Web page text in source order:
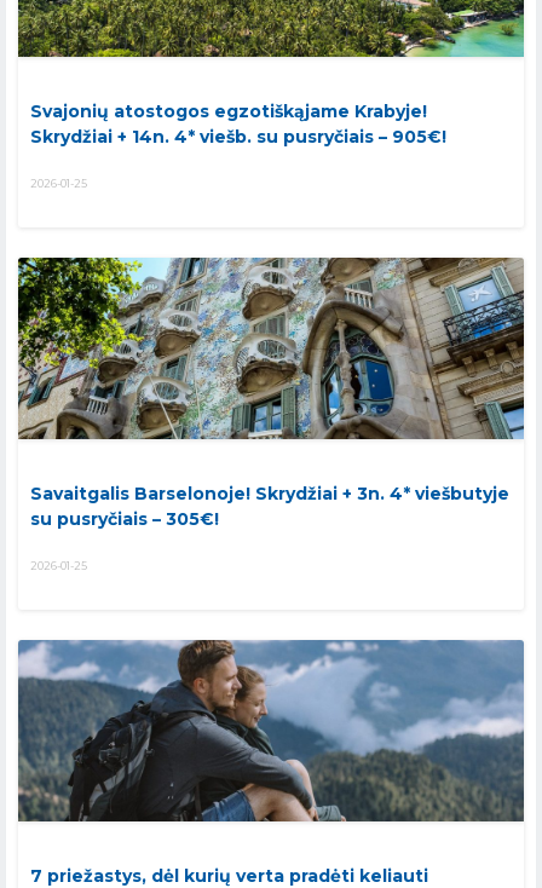
Svajonių atostogos egzotiškąjame Krabyje!
Skrydžiai + 14n. 4* viešb. su pusryčiais – 905€!
2026-01-25
Savaitgalis Barselonoje! Skrydžiai + 3n. 4* viešbutyje
su pusryčiais – 305€!
2026-01-25
7 priežastys, dėl kurių verta pradėti keliauti